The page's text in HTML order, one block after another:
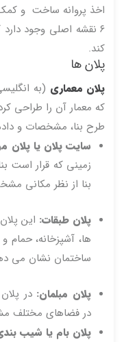
اخذ پروانه ساخت و
۶ نقشه اصلی وجود
کند.
پلان ها
پلان معماری
که معمار آن را طراحی
طرح بنا، مشخصات و
سایت پلان یا پلان
زمینی که قرار است
بنا از نظر مکانی
پلان طبقات: این
ها، آشپزخانه، حمام
ساختمان نشان می
پلان مبلمان:در
در فضاهای
پلان بام یا شیب